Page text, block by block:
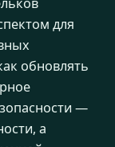
для
обновлять
—
а